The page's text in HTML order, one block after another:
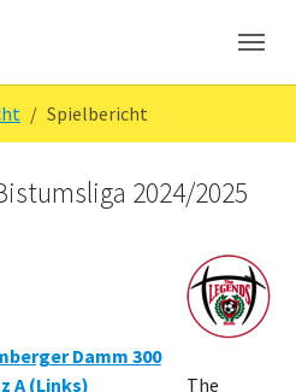
Spielbericht
2024/2025
Damm 300
A (Links)
The